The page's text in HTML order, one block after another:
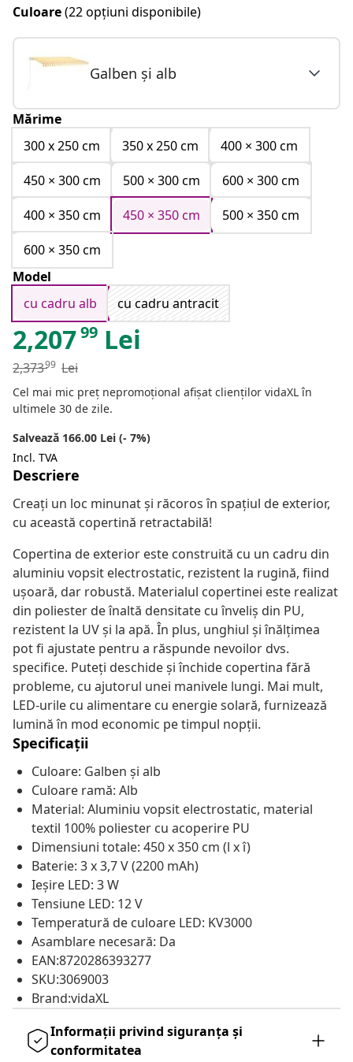
Culoare(22 opțiuni disponibile)
Galben și alb
Mărime
300 x 250 cm
350 x 250 cm
400 × 300 cm
450 × 300 cm
500 × 300 cm
600 × 300 cm
400 × 350 cm
450 × 350 cm
500 × 350 cm
600 × 350 cm
Model
cu cadru alb
cu cadru antracit
2,20799 Lei
2,37399 Lei
Cel mai mic preț nepromoțional afișat clienților vidaXL în
ultimele 30 de zile.
Salvează 166.00 Lei (- 7%)
Incl. TVA
Descriere
Creați un loc minunat și răcoros în spațiul de exterior,
cu această copertină retractabilă!
Copertina de exterior este construită cu un cadru din
aluminiu vopsit electrostatic, rezistent la rugină, fiind
ușoară, dar robustă. Materialul copertinei este realizat
din poliester de înaltă densitate cu înveliș din PU,
rezistent la UV și la apă. În plus, unghiul și înălțimea
pot fi ajustate pentru a răspunde nevoilor dvs.
specifice. Puteți deschide și închide copertina fără
probleme, cu ajutorul unei manivele lungi. Mai mult,
LED-urile cu alimentare cu energie solară, furnizează
lumină în mod economic pe timpul nopții.
Specificații
Culoare: Galben și alb
Culoare ramă: Alb
Material: Aluminiu vopsit electrostatic, material
textil 100% poliester cu acoperire PU
Dimensiuni totale: 450 x 350 cm (l x î)
Baterie: 3 x 3,7 V (2200 mAh)
Ieșire LED: 3 W
Tensiune LED: 12 V
Temperatură de culoare LED: KV3000
Asamblare necesară: Da
EAN:8720286393277
SKU:3069003
Brand:vidaXL
Informații privind siguranța și
conformitatea